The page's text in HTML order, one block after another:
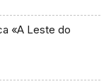
«A Leste do